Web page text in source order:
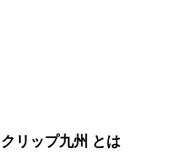
クリップ九州 とは